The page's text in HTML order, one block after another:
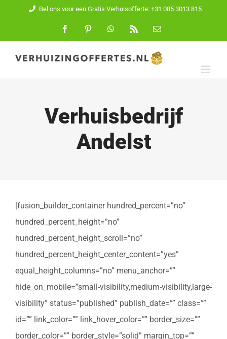
inhoud
Bel ons voor een Gratis Verhuisofferte: +31 085 3013 815
FacebookPinterest WhatsApp
E-
Verhuisbedrijf
Andelst
[fusion_builder_container hundred_percent=”no”
hundred_percent_height=”no”
hundred_percent_height_scroll=”no”
hundred_percent_height_center_content=”yes”
equal_height_columns=”no” menu_anchor=””
hide_on_mobile=”small-visibility,medium-visibility,large-
visibility” status=”published” publish_date=”” class=””
id=”” link_color=”” link_hover_color=”” border_size=””
border_color=”” border_style=”solid” margin_top=””